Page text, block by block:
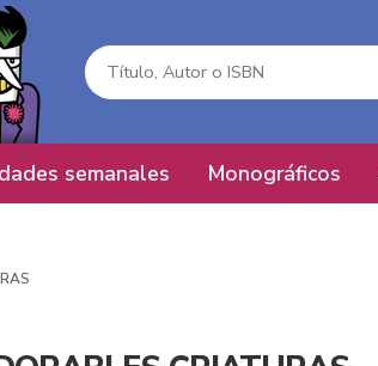
semanales Monográficos